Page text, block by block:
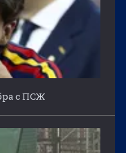
с ПСЖ